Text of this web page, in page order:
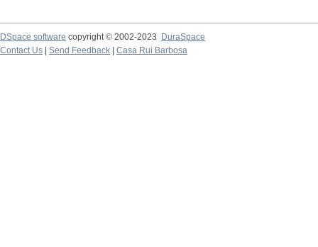
DSpace software copyright © 2002-2023
DuraSpace
Contact Us
Send Feedback Casa Rui Barbosa